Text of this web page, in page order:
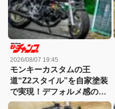
2026/08/07 19:45
モンキーカスタムの王
道“Z2スタイル”を自家塗装
で実現！デフォルメ感のキ
モはこだわりのパーツチョ